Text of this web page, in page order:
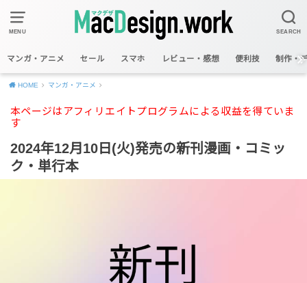
MENU SEARCH
マンガ・アニメ セール スマホ レビュー・感想 便利技 制作・
HOME マンガ・アニメ
本ページはアフィリエイトプログラムによる収益を得ていま
す
2024年12月10日(火)発売の新刊漫画・コミッ
ク・単行本